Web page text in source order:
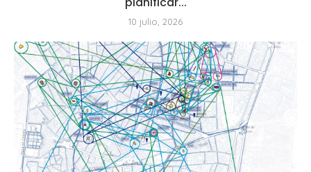
10 julio, 2026